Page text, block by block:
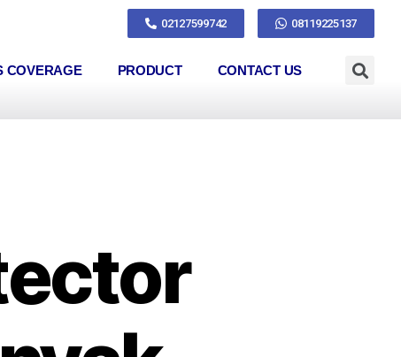
02127599742 08119225137
COVERAGE PRODUCT CONTACT US